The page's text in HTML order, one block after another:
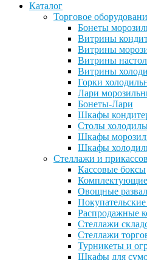
Каталог
Торговое
Бонеты
Витрины
Витрины
Витрины
Витрины
Горки
Лари
Бонеты-Лари
Шкафы
Столы
Шкафы
Шкафы
Стеллажи и
Кассовые боксы
Комплектующие
Овощные
Распродажные
Стеллажи
Стеллажи
Турникеты и
Шкафы для